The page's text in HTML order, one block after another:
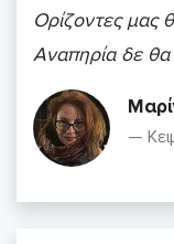
Ορίζοντες μας
Αναπηρία δε θα